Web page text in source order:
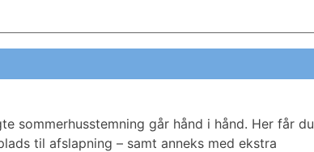
sommerhusstemning går hånd i hånd. Her får du
til afslapning – samt anneks med ekstra